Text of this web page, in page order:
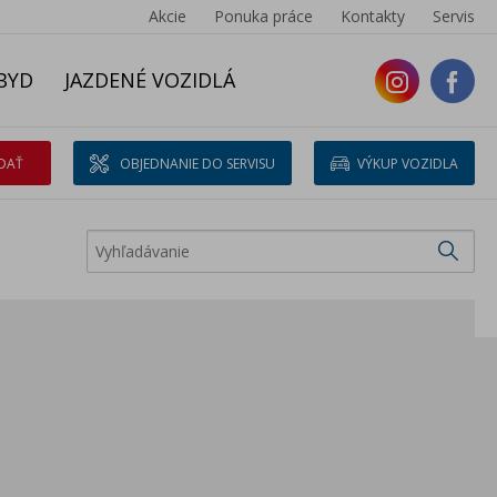
Akcie Ponuka práce Kontakty Servis
JAZDENÉ VOZIDLÁ
OBJEDNANIE DO SERVISU VÝKUP VOZIDLA